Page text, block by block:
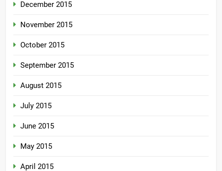
December 2015
November 2015
October 2015
September 2015
August 2015
July 2015
June 2015
May 2015
April 2015